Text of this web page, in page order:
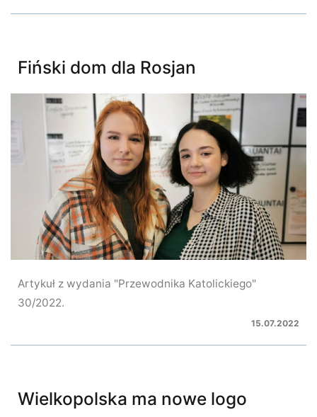
Fiński dom dla Rosjan
Artykuł z wydania "Przewodnika Katolickiego"
30/2022.
15.07.2022
Wielkopolska ma nowe logo